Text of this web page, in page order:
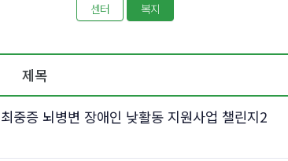
센터 복지
제목
중증 뇌병변 장애인 낮활동 지원사업 챌린지2